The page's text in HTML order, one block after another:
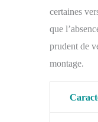
certaines
que
prudent de
montage.